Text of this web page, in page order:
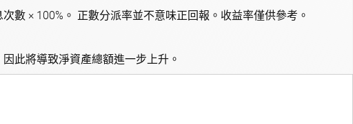
數 × 100%。 正數分派率並不意味正回報。收益率僅供參考。
此將導致淨資產總額進一步上升。